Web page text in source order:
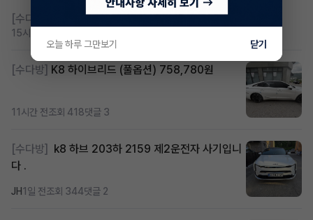
[수다방] 저신용 무심사 or 신차 렌트 찾으시는분!!
15시간 전
[수다방] K8 하이브리드 (풀옵션) 758,780원
11시간 전조회 418댓글 3
[수다방]
다 .
JH1일 전조회 344댓글 2
오늘 하루 그만보기 닫기